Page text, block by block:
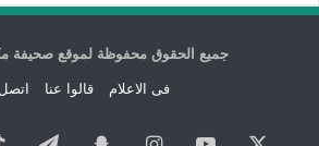
جميع الحقوق محفوظة لموقع صحيفة مكة
فى الاعلام قالوا عنا